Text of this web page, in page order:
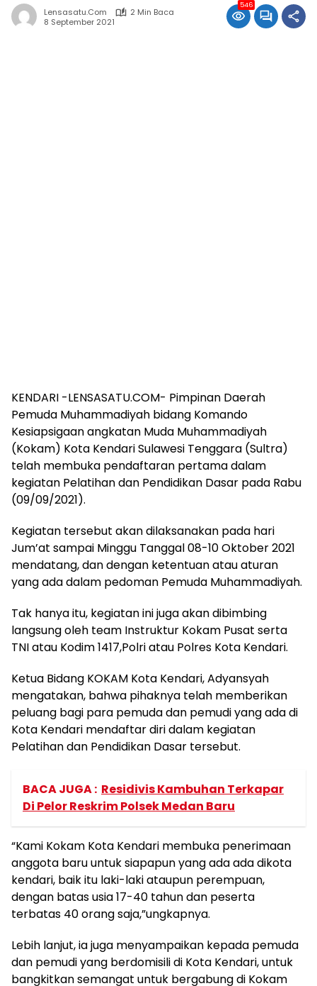
Lensasatu.com
2 Min Baca
8 September 2021
546
KENDARI -LENSASATU.COM- Pimpinan Daerah
Pemuda Muhammadiyah bidang Komando
Kesiapsigaan angkatan Muda Muhammadiyah
(Kokam) Kota Kendari Sulawesi Tenggara (Sultra)
telah membuka pendaftaran pertama dalam
kegiatan Pelatihan dan Pendidikan Dasar pada Rabu
(09/09/2021).
Kegiatan tersebut akan dilaksanakan pada hari
Jum’at sampai Minggu Tanggal 08-10 Oktober 2021
mendatang, dan dengan ketentuan atau aturan
yang ada dalam pedoman Pemuda Muhammadiyah.
Tak hanya itu, kegiatan ini juga akan dibimbing
langsung oleh team Instruktur Kokam Pusat serta
TNI atau Kodim 1417,Polri atau Polres Kota Kendari.
Ketua Bidang KOKAM Kota Kendari, Adyansyah
mengatakan, bahwa pihaknya telah memberikan
peluang bagi para pemuda dan pemudi yang ada di
Kota Kendari mendaftar diri dalam kegiatan
Pelatihan dan Pendidikan Dasar tersebut.
BACA JUGA : Residivis Kambuhan Terkapar
Di Pelor Reskrim Polsek Medan Baru
“Kami Kokam Kota Kendari membuka penerimaan
anggota baru untuk siapapun yang ada ada dikota
kendari, baik itu laki-laki ataupun perempuan,
dengan batas usia 17-40 tahun dan peserta
terbatas 40 orang saja,”ungkapnya.
Lebih lanjut, ia juga menyampaikan kepada pemuda
dan pemudi yang berdomisili di Kota Kendari, untuk
bangkitkan semangat untuk bergabung di Kokam